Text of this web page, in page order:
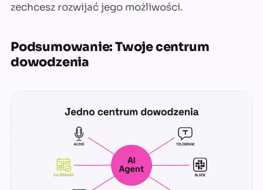
zechcesz rozwijać jego możliwości.
Podsumowanie: Twoje centrum
dowodzenia